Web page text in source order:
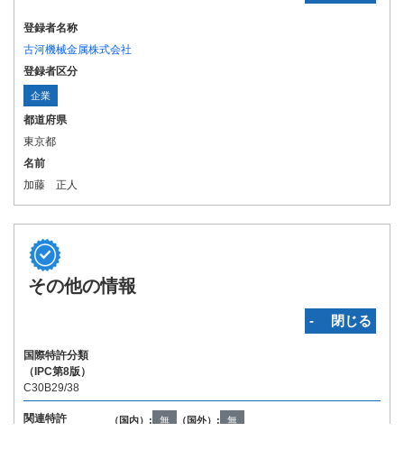
登録者名称
古河機械金属株式会社
登録者区分
企業
都道府県
東京都
名前
加藤 正人
その他の情報
‐ 閉じる
国際特許分類
（IPC第8版）
C30B29/38
関連特許 （国内）: 無 （国外）: 無